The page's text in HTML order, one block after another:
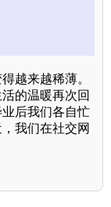
越来越稀薄。
的温暖再次回
后我们各自忙
我们在社交网